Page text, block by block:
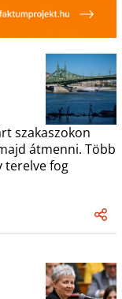
szakaszokon
átmenni. Több
terelve fog